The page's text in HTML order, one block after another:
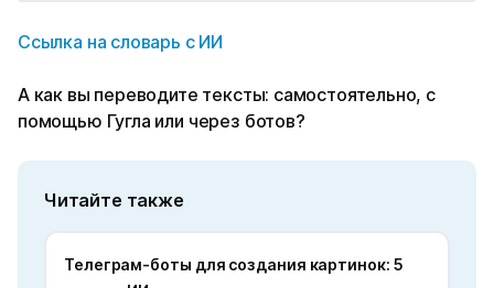
Ссылка на словарь с ИИ
А как вы переводите тексты: самостоятельно, с
помощью Гугла или через ботов?
Читайте также
Телеграм-боты для создания картинок: 5